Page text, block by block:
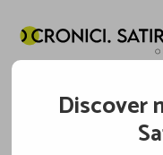
Discover